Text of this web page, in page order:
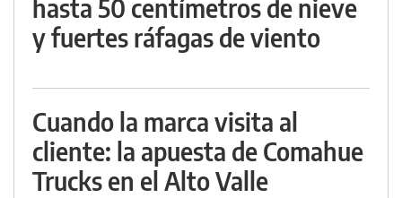
hasta 50 centímetros de nieve
y fuertes ráfagas de viento
Cuando la marca visita al
cliente: la apuesta de Comahue
Trucks en el Alto Valle